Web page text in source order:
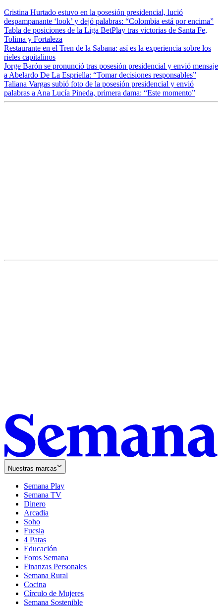
Cristina Hurtado estuvo en la posesión presidencial, lució
despampanante ‘look’ y dejó palabras: “Colombia está por encima”
Tabla de posiciones de la Liga BetPlay tras victorias de Santa Fe,
Tolima y Fortaleza
Restaurante en el Tren de la Sabana: así es la experiencia sobre los
rieles capitalinos
Jorge Barón se pronunció tras posesión presidencial y envió mensaje
a Abelardo De La Espriella: “Tomar decisiones responsables”
Taliana Vargas subió foto de la posesión presidencial y envió
palabras a Ana Lucía Pineda, primera dama: “Este momento”
Nuestras marcas
Semana Play
Semana TV
Dinero
Arcadia
Soho
in
new
window
Fucsia
in
new
window
4 Patas
Educación
Foros Semana
Finanzas Personales
Semana Rural
Cocina
Círculo de Mujeres
Semana Sostenible